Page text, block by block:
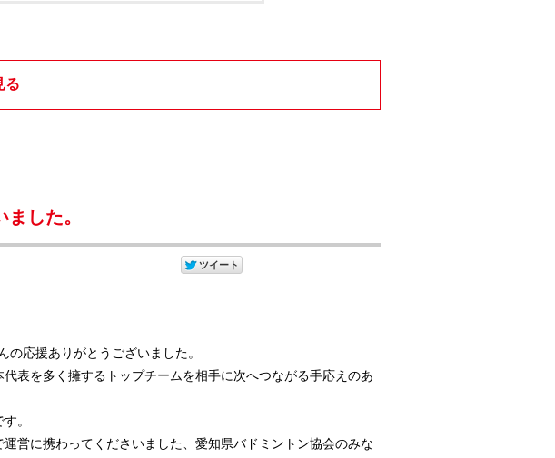
る
した。
応援ありがとうございました。
表を多く擁するトップチームを相手に次へつながる手応えのあ
。
営に携わってくださいました、愛知県バドミントン協会のみな